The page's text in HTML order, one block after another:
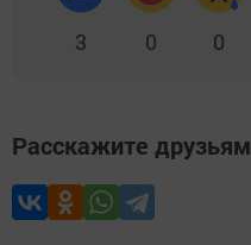
3 0 0
Расскажите друзьям